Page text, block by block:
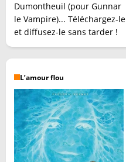
Dumontheuil (pour Gunnar
le Vampire)... Téléchargez-le
et diffusez-le sans tarder !
L’amour flou